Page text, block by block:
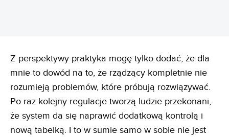
Z perspektywy praktyka mogę tylko dodać, że dla
mnie to dowód na to, że rządzący kompletnie nie
rozumieją problemów, które próbują rozwiązywać.
Po raz kolejny regulacje tworzą ludzie przekonani,
że system da się naprawić dodatkową kontrolą i
nową tabelką. I to w sumie samo w sobie nie jest